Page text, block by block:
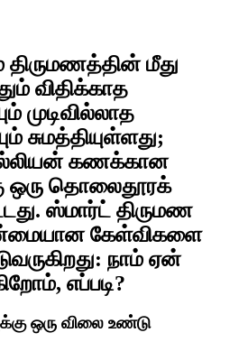
மீது
விதிக்காத
முடிவில்லாத
சுமத்தியுள்ளது;
கணக்கான
ஒரு தொலைதூரக்
ஸ்மார்ட் திருமண
கேள்விகளை
நாம் ஏன்
எப்படி?
ஒரு விலை உண்டு